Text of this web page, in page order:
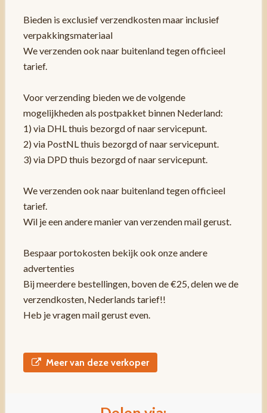
Bieden is exclusief verzendkosten maar inclusief
verpakkingsmateriaal
We verzenden ook naar buitenland tegen officieel
tarief.
Voor verzending bieden we de volgende
mogelijkheden als postpakket binnen Nederland:
1) via DHL thuis bezorgd of naar servicepunt.
2) via PostNL thuis bezorgd of naar servicepunt.
3) via DPD thuis bezorgd of naar servicepunt.
We verzenden ook naar buitenland tegen officieel
tarief.
Wil je een andere manier van verzenden mail gerust.
Bespaar portokosten bekijk ook onze andere
advertenties
Bij meerdere bestellingen, boven de €25, delen we de
verzendkosten, Nederlands tarief!!
Heb je vragen mail gerust even.
Meer van deze verkoper